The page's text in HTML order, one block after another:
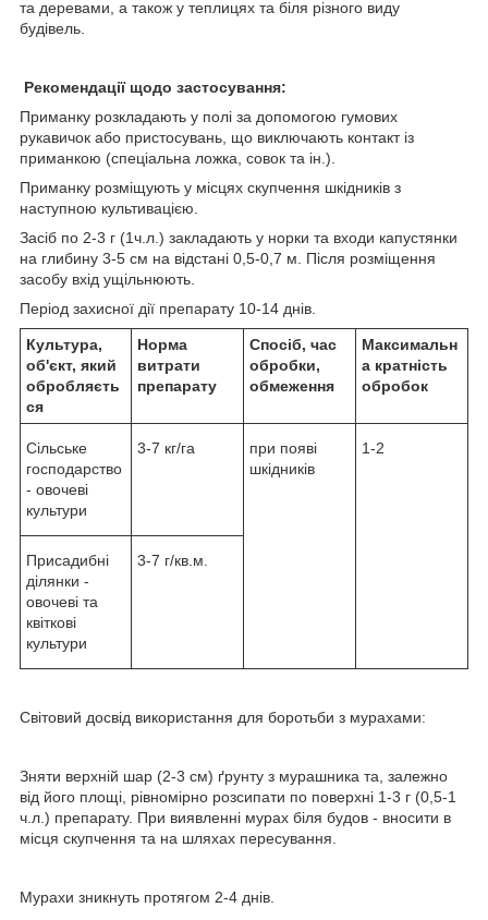
та деревами, а також у теплицях та біля різного виду
будівель.
Рекомендації щодо застосування:
Приманку розкладають у полі за допомогою гумових
рукавичок або пристосувань, що виключають контакт із
приманкою (спеціальна ложка, совок та ін.).
Приманку розміщують у місцях скупчення шкідників з
наступною культивацією.
Засіб по 2-3 г (1ч.л.) закладають у норки та входи капустянки
на глибину 3-5 см на відстані 0,5-0,7 м. Після розміщення
засобу вхід ущільнюють.
Період захисної дії препарату 10-14 днів.
Культура,
об'єкт, який
обробляєть
ся
Норма
витрати
препарату
Спосіб, час
обробки,
обмеження
Максимальн
а кратність
обробок
Сільське
господарство
- овочеві
культури
3-7 кг/га
при появі
шкідників
1-2
Присадибні
ділянки -
овочеві та
квіткові
культури
3-7 г/кв.м.
Світовий досвід використання для боротьби з мурахами:
Зняти верхній шар (2-3 см) ґрунту з мурашника та, залежно
від його площі, рівномірно розсипати по поверхні 1-3 г (0,5-1
ч.л.) препарату. При виявленні мурах біля будов - вносити в
місця скупчення та на шляхах пересування.
Мурахи зникнуть протягом 2-4 днів.